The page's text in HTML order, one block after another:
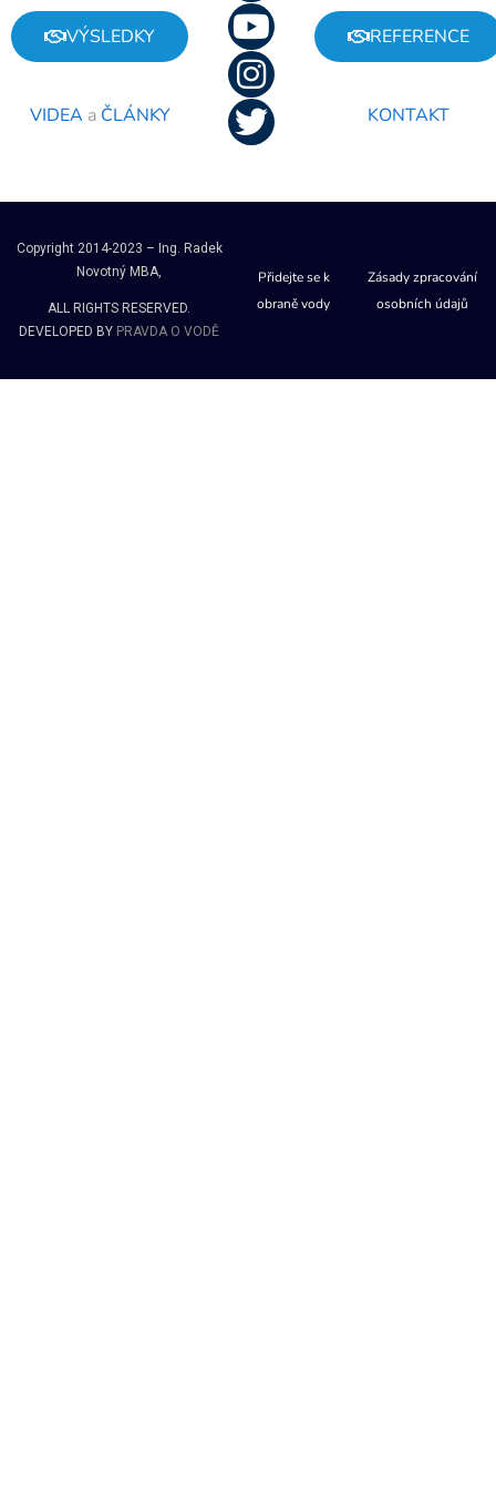
VÝSLEDKY
VIDEA a ČLÁNKY
REFERENCE
KONTAKT
Copyright 2014-2023 – Ing. Radek
Novotný MBA,
ALL RIGHTS RESERVED.
DEVELOPED BY PRAVDA O VODĚ
Přidejte se k
obraně vody
Zásady zpracování
osobních údajů